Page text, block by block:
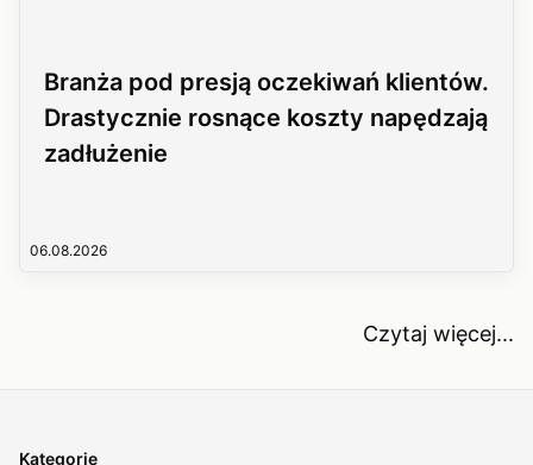
Branża pod presją oczekiwań klientów.
Drastycznie rosnące koszty napędzają
zadłużenie
06.08.2026
Czytaj więcej...
Kategorie